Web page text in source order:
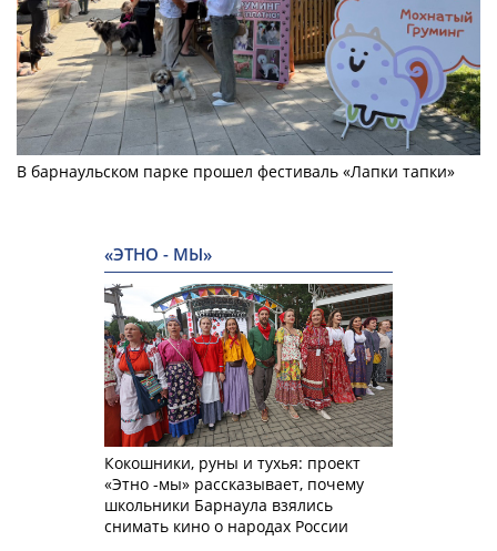
В барнаульском парке прошел фестиваль «Лапки тапки»
«ЭТНО - МЫ»
Кокошники, руны и тухья: проект
«Этно -мы» рассказывает, почему
школьники Барнаула взялись
снимать кино о народах России